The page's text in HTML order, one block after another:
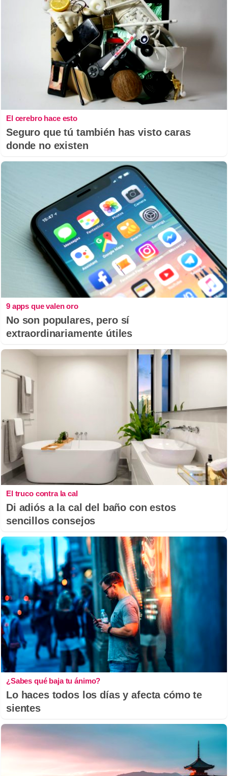
El cerebro hace esto
Seguro que tú también has visto caras
donde no existen
9 apps que valen oro
No son populares, pero sí
extraordinariamente útiles
El truco contra la cal
Di adiós a la cal del baño con estos
sencillos consejos
¿Sabes qué baja tu ánimo?
Lo haces todos los días y afecta cómo te
sientes